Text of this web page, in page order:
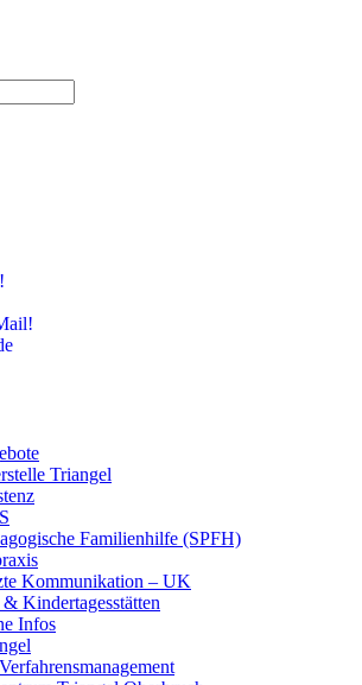
Triangel
Familienhilfe (SPFH)
Kommunikation – UK
Kindertagesstätten
Infos